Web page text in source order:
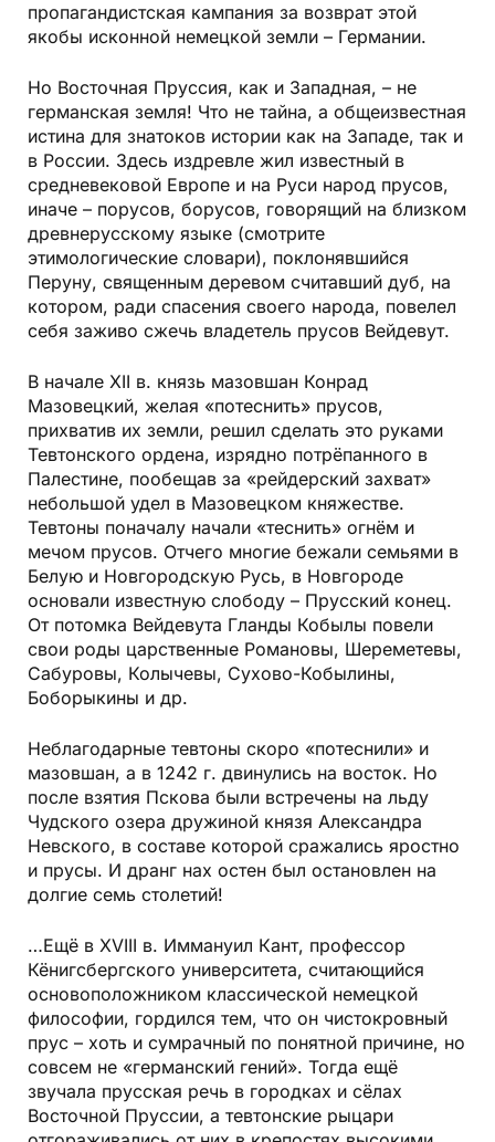
пропагандистская кампания за возврат этой
якобы исконной немецкой земли – Германии.
Но Восточная Пруссия, как и Западная, – не
германская земля! Что не тайна, а общеизвестная
истина для знатоков истории как на Западе, так и
в России. Здесь издревле жил известный в
средневековой Европе и на Руси народ прусов,
иначе – порусов, борусов, говорящий на близком
древнерусскому языке (смотрите
этимологические словари), поклонявшийся
Перуну, священным деревом считавший дуб, на
котором, ради спасения своего народа, повелел
себя заживо сжечь владетель прусов Вейдевут.
В начале ХII в. князь мазовшан Конрад
Мазовецкий, желая «потеснить» прусов,
прихватив их земли, решил сделать это руками
Тевтонского ордена, изрядно потрёпанного в
Палестине, пообещав за «рейдерский захват»
небольшой удел в Мазовецком княжестве.
Тевтоны поначалу начали «теснить» огнём и
мечом прусов. Отчего многие бежали семьями в
Белую и Новгородскую Русь, в Новгороде
основали известную слободу – Прусский конец.
От потомка Вейдевута Гланды Кобылы повели
свои роды царственные Романовы, Шереметевы,
Сабуровы, Колычевы, Сухово-Кобылины,
Боборыкины и др.
Неблагодарные тевтоны скоро «потеснили» и
мазовшан, а в 1242 г. двинулись на восток. Но
после взятия Пскова были встречены на льду
Чудского озера дружиной князя Александра
Невского, в составе которой сражались яростно
и прусы. И дранг нах остен был остановлен на
долгие семь столетий!
…Ещё в ХVIII в. Иммануил Кант, профессор
Кёнигсбергского университета, считающийся
основоположником классической немецкой
философии, гордился тем, что он чистокровный
прус – хоть и сумрачный по понятной причине, но
совсем не «германский гений». Тогда ещё
звучала прусская речь в городках и сёлах
Восточной Пруссии, а тевтонские рыцари